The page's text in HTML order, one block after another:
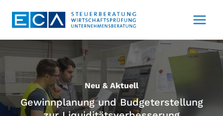
Inhalt
Neu & Aktuell
Gewinnplanung und Budgeterstellung